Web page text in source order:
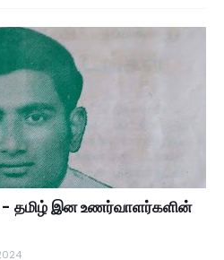
- தமிழ் இன உணர்வாளர்களின்